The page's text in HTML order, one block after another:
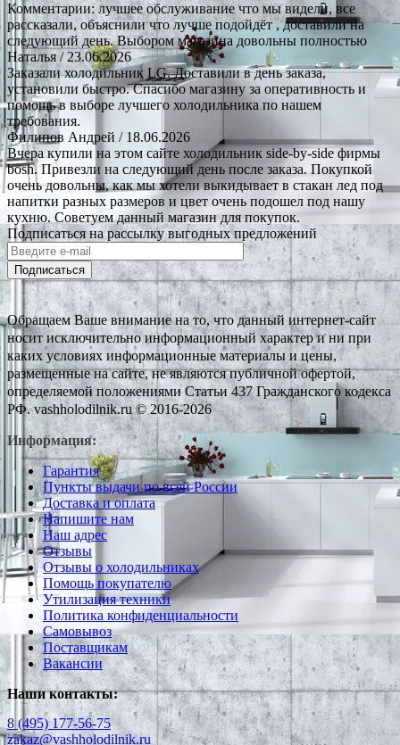
Комментарии: лучшее обслуживание что мы видели, все
рассказали, объяснили что лучше подойдёт , доставили на
следующий день. Выбором магазина довольны полностью
Наталья/ 23.06.2026
Заказали холодильник LG. Доставили в день заказа,
установили быстро. Спасибо магазину за оперативность и
помощь в выборе лучшего холодильника по нашем
требования.
Филипов Андрей / 18.06.2026
Вчера купили на этом сайте холодильник side-by-side фирмы
bosh. Привезли на следующий день после заказа. Покупкой
очень довольны, как мы хотели выкидывает в стакан лед под
напитки разных размеров и цвет очень подошел под нашу
кухню. Советуем данный магазин для покупок.
Подписаться на рассылку выгодных предложений
Подписаться
Обращаем Ваше внимание на то, что данный интернет-сайт
носит исключительно информационный характер и ни при
каких условиях информационные материалы и цены,
размещенные на сайте, не являются публичной офертой,
определяемой положениями Статьи 437 Гражданского кодекса
РФ. vashholodilnik.ru © 2016-2026
Информация:
Гарантия
Пункты выдачи по всей России
Доставка и оплата
Напишите нам
Наш адрес
Отзывы
Отзывы о холодильниках
Помощь покупателю
Утилизация техники
Политика конфиденциальности
Самовывоз
Поставщикам
Вакансии
Наши контакты:
8 (495) 177-56-75
zakaz@vashholodilnik.ru